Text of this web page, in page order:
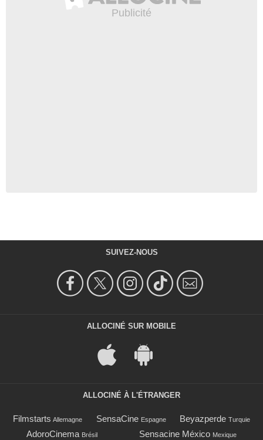
SUIVEZ-NOUS
ALLOCINÉ SUR MOBILE
ALLOCINÉ À L'ÉTRANGER
Filmstarts Allemagne SensaCine Espagne Beyazperde Turquie
AdoroCinema Brésil Sensacine México Mexique